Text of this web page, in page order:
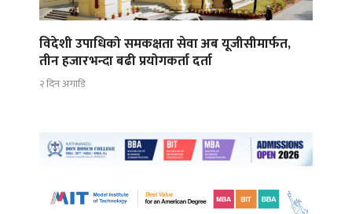
विदेशी उपाधिको समकक्षता सेवा अब यूजीसीमार्फत,
तीन हजारभन्दा बढी प्रयोगकर्ता दर्ता
२ दिन अगाडि